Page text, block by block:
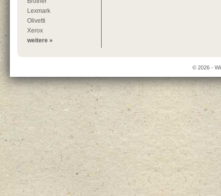
Lexmark
Olivetti
Xerox
weitere »
© 2026 -